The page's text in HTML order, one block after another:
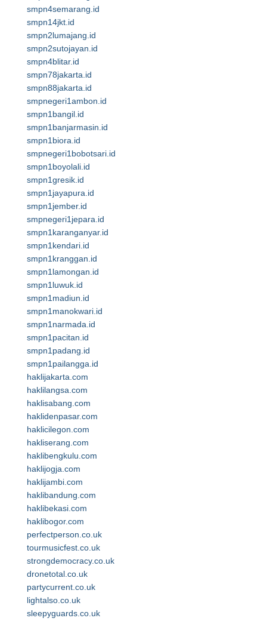
smpn4semarang.id
smpn14jkt.id
smpn2lumajang.id
smpn2sutojayan.id
smpn4blitar.id
smpn78jakarta.id
smpn88jakarta.id
smpnegeri1ambon.id
smpn1bangil.id
smpn1banjarmasin.id
smpn1biora.id
smpnegeri1bobotsari.id
smpn1boyolali.id
smpn1gresik.id
smpn1jayapura.id
smpn1jember.id
smpnegeri1jepara.id
smpn1karanganyar.id
smpn1kendari.id
smpn1kranggan.id
smpn1lamongan.id
smpn1luwuk.id
smpn1madiun.id
smpn1manokwari.id
smpn1narmada.id
smpn1pacitan.id
smpn1padang.id
smpn1pailangga.id
haklijakarta.com
haklilangsa.com
haklisabang.com
haklidenpasar.com
haklicilegon.com
hakliserang.com
haklibengkulu.com
haklijogja.com
haklijambi.com
haklibandung.com
haklibekasi.com
haklibogor.com
perfectperson.co.uk
tourmusicfest.co.uk
strongdemocracy.co.uk
dronetotal.co.uk
partycurrent.co.uk
lightalso.co.uk
sleepyguards.co.uk